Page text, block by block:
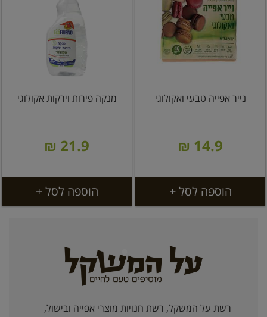
נייר אפייה טבעי ואקולוגי
14.9 ₪
הוספה לסל +
מנקה פירות וירקות אקולוגי
21.9 ₪
הוספה לסל +
רשת על המשקל, רשת חנויות מוצרי אפייה ובישול,